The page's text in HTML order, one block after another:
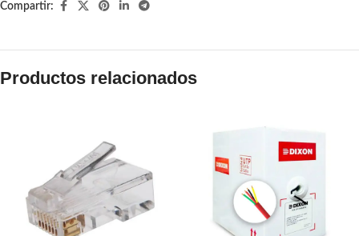
Compartir:
Productos relacionados